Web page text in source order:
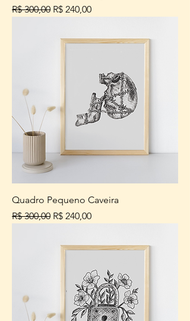
Preço normal
R$ 300,00 Preço promocional
R$ 240,00
Quadro Pequeno Caveira
Preço normal
R$ 300,00 Preço promocional
R$ 240,00